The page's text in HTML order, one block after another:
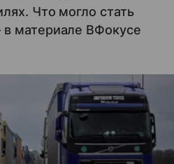
Что могло стать
материале ВФокусе